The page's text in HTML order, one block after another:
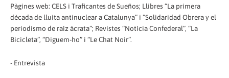
Pàgines web: CELS i Traficantes de Sueños; Llibres “La primera
dècada de lluita antinuclear a Catalunya” i ”Solidaridad Obrera y el
periodismo de raíz ácrata”; Revistes “Notícia Confederal”, “La
Bicicleta”, “Diguem-ho” i “Le Chat Noir”.
- Entrevista